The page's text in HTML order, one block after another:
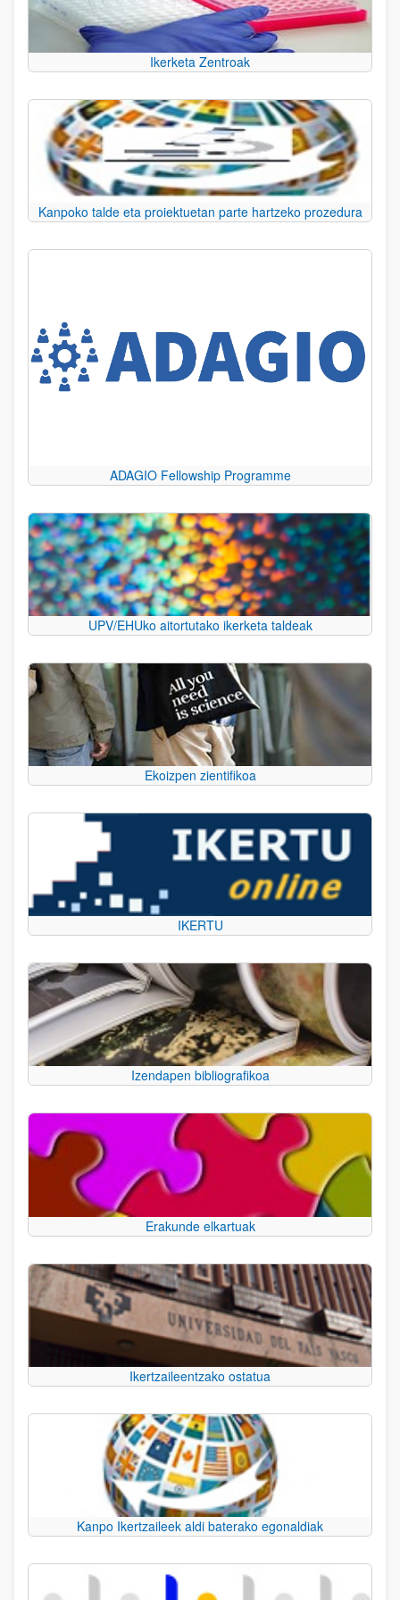
Ikerketa Zentroak
Kanpoko talde eta proiektuetan parte hartzeko prozedura
ADAGIO Fellowship Programme
UPV/EHUko aitortutako ikerketa taldeak
Ekoizpen zientifikoa
IKERTU
Izendapen bibliografikoa
Erakunde elkartuak
Ikertzaileentzako ostatua
Kanpo Ikertzaileek aldi baterako egonaldiak